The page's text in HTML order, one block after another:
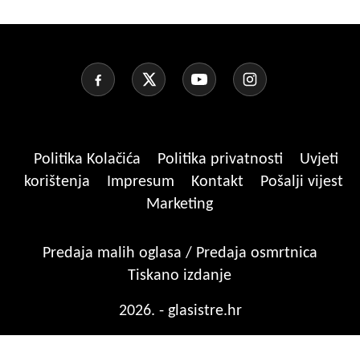
Politika Kolačića Politika privatnosti
Uvjeti
korištenja
Impresum Kontakt
Pošalji vijest
Marketing
Predaja malih oglasa / Predaja osmrtnica
Tiskano izdanje
2026. - glasistre.hr